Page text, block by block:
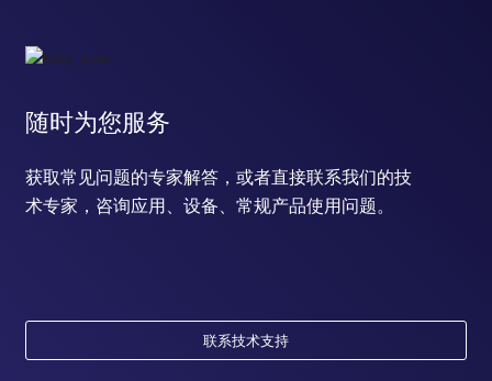
随时为您服务
获取常见问题的专家解答，或者直接联系我们的技
术专家，咨询应用、设备、常规产品使用问题。
联系技术支持